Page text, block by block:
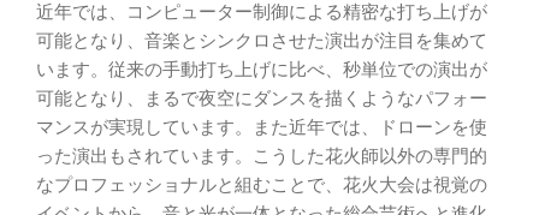
近年では、コンピューター制御による精密な打ち上げが
可能となり、音楽とシンクロさせた演出が注目を集めて
います。従来の手動打ち上げに比べ、秒単位での演出が
可能となり、まるで夜空にダンスを描くようなパフォー
マンスが実現しています。また近年では、ドローンを使
った演出もされています。こうした花火師以外の専門的
なプロフェッショナルと組むことで、花火大会は視覚の